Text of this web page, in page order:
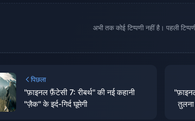
अभी तक कोई टिप्पणी नहीं है। पहली
पिछला
"फ़ाइनल फ़ैंटेसी 7: रीबर्थ" की नई कहानी
"ज़ैक" के इर्द-गिर्द घूमेगी